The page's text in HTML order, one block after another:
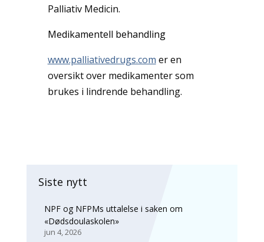
Palliativ Medicin.
Medikamentell behandling
www.palliativedrugs.com er en
oversikt over medikamenter som
brukes i lindrende behandling.
Siste nytt
NPF og NFPMs uttalelse i saken om
«Dødsdoulaskolen»
jun 4, 2026